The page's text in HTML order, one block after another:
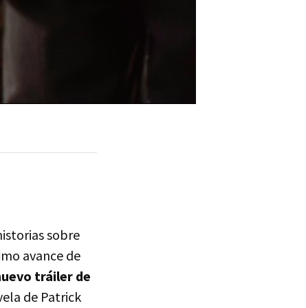
sobre
avance de
tráiler de
de Patrick